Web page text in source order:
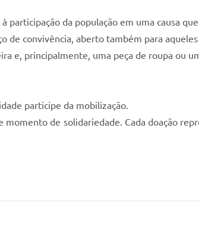
da população em uma causa
de convivência, aberto também para
e, principalmente, uma peça de roupa ou
participe da mobilização.
de solidariedade. Cada doação